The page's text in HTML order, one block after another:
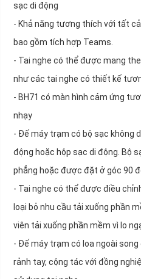
sạc di động
- Khả năng tương thích với tất
bao gồm tích hợp Teams.
- Tai nghe có thể được mang
như các tai nghe có thiết kế
- BH71 có màn hình cảm ứng
nhạy
- Đế máy trạm có bộ sạc không
động hoặc hộp sạc di động. Bộ
phẳng hoặc được đặt ở góc 90
- Tai nghe có thể được điều
loại bỏ nhu cầu tải xuống phần
viên tải xuống phần mềm vì lo
- Đế máy trạm có loa ngoài
rảnh tay, cộng tác với đồng